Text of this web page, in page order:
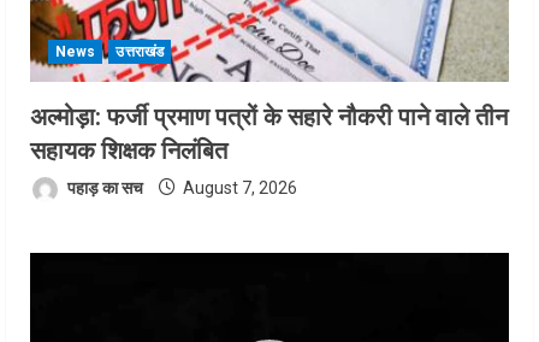
News उत्तराखंड
अल्मोड़ा: फर्जी प्रमाण पत्रों के सहारे नौकरी पाने वाले तीन
सहायक शिक्षक निलंबित
पहाड़ का सच August 7, 2026